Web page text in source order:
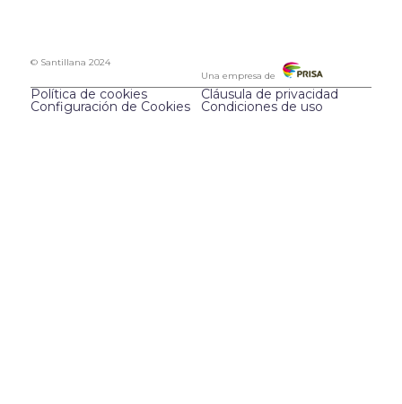
© Santillana 2024
Una empresa de
Política de cookies Cláusula de privacidad
Configuración de Cookies Condiciones de uso